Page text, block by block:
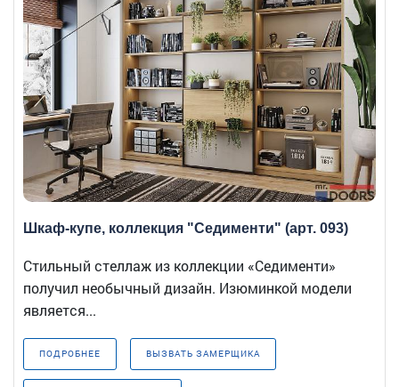
Шкаф-купе, коллекция "Седименти" (арт. 093)
Стильный стеллаж из коллекции «Седименти»
получил необычный дизайн. Изюминкой модели
является...
ПОДРОБНЕЕ ВЫЗВАТЬ ЗАМЕРЩИКА